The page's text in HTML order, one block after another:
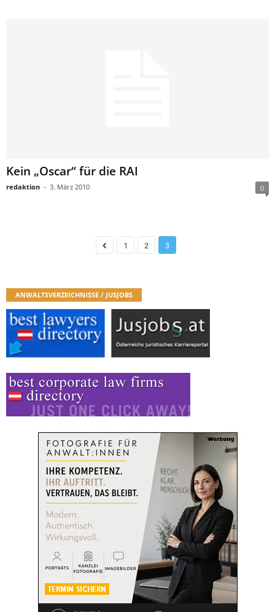
Kein „Oscar“ für die RAI
redaktion - 3. März 2010 0
1 2 3
ANWALTSVERZEICHNISSE / JUSJOBS